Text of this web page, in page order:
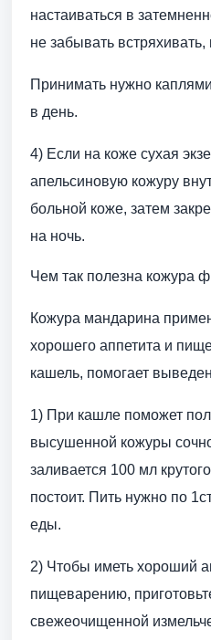
настаиваться в
не забывать встряхивать,
Принимать нужно
в день.
4) Если на коже сухая
апельсиновую кожуру
больной коже, затем
на ночь.
Чем так полезна кожура
Кожура мандарина
хорошего аппетита и
кашель, помогает
1) При кашле поможет
высушенной кожуры
заливается 100 мл
постоит. Пить нужно по
еды.
2) Чтобы иметь хороший
пищеварению,
свежеочищенной